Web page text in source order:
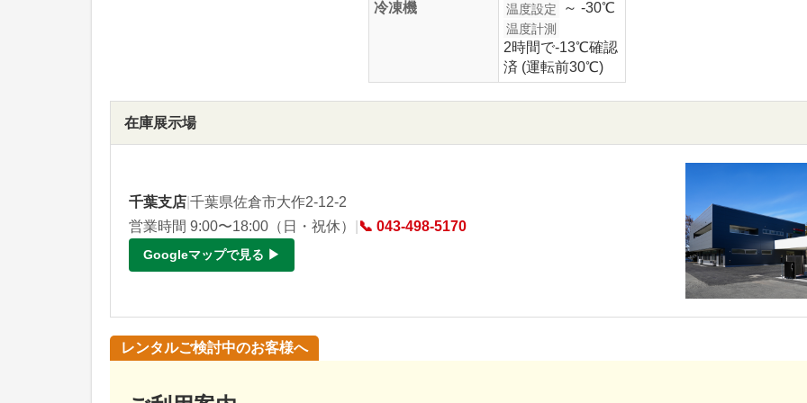
冷凍機 温度設定 ～ -30℃
温度計測
2時間で-13℃確認
済 (運転前30℃)
在庫展示場
千葉支店 千葉県佐倉市大作2-12-2
営業時間 9:00〜18:00（日・祝休）
📞 043-498-5170
Googleマップで見る ▶
レンタルご検討中のお客様へ